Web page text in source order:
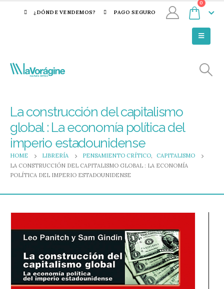
¿DÓNDE VENDEMOS? PAGO SEGURO
0
La construcción del capitalismo
global : La economía política del
imperio estadounidense
HOME LIBRERÍA PENSAMIENTO CRÍTICO,
CAPITALISMO
LA CONSTRUCCIÓN DEL CAPITALISMO GLOBAL : LA ECONOMÍA
POLÍTICA DEL IMPERIO ESTADOUNIDENSE